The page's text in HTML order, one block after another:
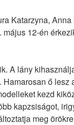
Katarzyna,
12-én
A lány
ő lesz
kezd
kapzsiságot,
meg